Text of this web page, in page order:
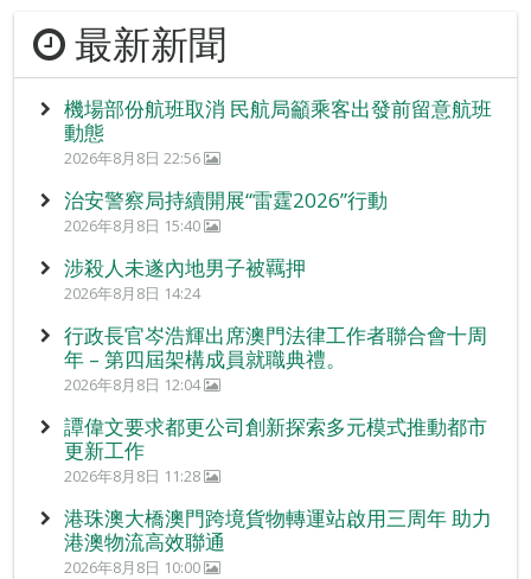
最新新聞
機場部份航班取消 民航局籲乘客出發前留意航班
動態
2026年8月8日 22:56
治安警察局持續開展“雷霆2026”行動
2026年8月8日 15:40
涉殺人未遂內地男子被羈押
2026年8月8日 14:24
行政長官岑浩輝出席澳門法律工作者聯合會十周
年 – 第四屆架構成員就職典禮。
2026年8月8日 12:04
譚偉文要求都更公司創新探索多元模式推動都市
更新工作
2026年8月8日 11:28
港珠澳大橋澳門跨境貨物轉運站啟用三周年 助力
港澳物流高效聯通
2026年8月8日 10:00